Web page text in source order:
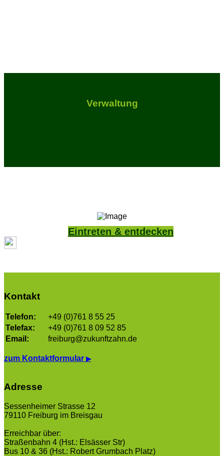
Verwaltung
Eintreten & entdecken
Kontakt
Telefon:
+49 (0)761 8 55 25
Telefax:
+49 (0)761 8 09 52 85
Email:
freiburg@zukunftzahn.de
zum Kontaktformular ▶
Adresse
Sessenheimer Strasse 12
79110 Freiburg im Breisgau
Erreichbar über:
Straßenbahn 4 (Hst.: Elsässer Str)
Bus 10 & 36 (Hst.: Robert Grumbach Platz)